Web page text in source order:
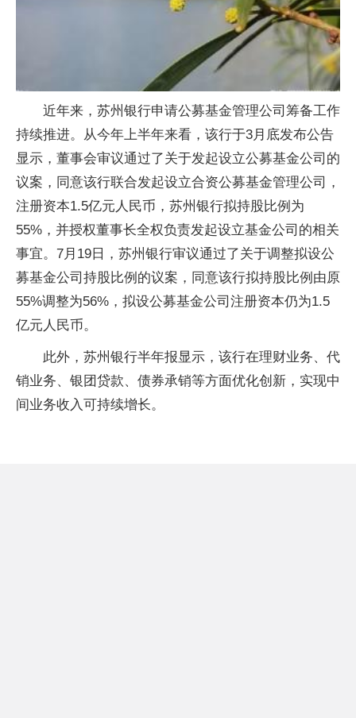
近年来，苏州银行申请公募基金管理公司筹备工作
持续推进。从今年上半年来看，该行于3月底发布公告
显示，董事会审议通过了关于发起设立公募基金公司的
议案，同意该行联合发起设立合资公募基金管理公司，
注册资本1.5亿元人民币，苏州银行拟持股比例为
55%，并授权董事长全权负责发起设立基金公司的相关
事宜。7月19日，苏州银行审议通过了关于调整拟设公
募基金公司持股比例的议案，同意该行拟持股比例由原
55%调整为56%，拟设公募基金公司注册资本仍为1.5
亿元人民币。
此外，苏州银行半年报显示，该行在理财业务、代
销业务、银团贷款、债券承销等方面优化创新，实现中
间业务收入可持续增长。